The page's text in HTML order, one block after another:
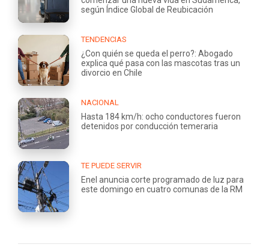
según Índice Global de Reubicación
TENDENCIAS
¿Con quién se queda el perro?: Abogado
explica qué pasa con las mascotas tras un
divorcio en Chile
NACIONAL
Hasta 184 km/h: ocho conductores fueron
detenidos por conducción temeraria
TE PUEDE SERVIR
Enel anuncia corte programado de luz para
este domingo en cuatro comunas de la RM